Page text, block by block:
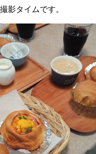
影タイムです。